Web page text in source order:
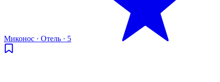
Миконос · Отель · 5